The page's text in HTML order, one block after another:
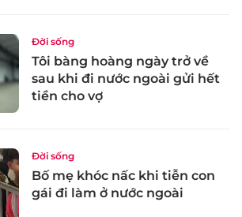
Đời sống
Tôi bàng hoàng ngày trở về
sau khi đi nước ngoài gửi hết
tiền cho vợ
Đời sống
Bố mẹ khóc nấc khi tiễn con
gái đi làm ở nước ngoài